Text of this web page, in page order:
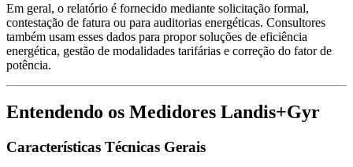
Em geral, o relatório é fornecido mediante solicitação formal,
contestação de fatura ou para auditorias energéticas. Consultores
também usam esses dados para propor soluções de eficiência
energética, gestão de modalidades tarifárias e correção do fator de
potência.
Entendendo os Medidores Landis+Gyr
Características Técnicas Gerais